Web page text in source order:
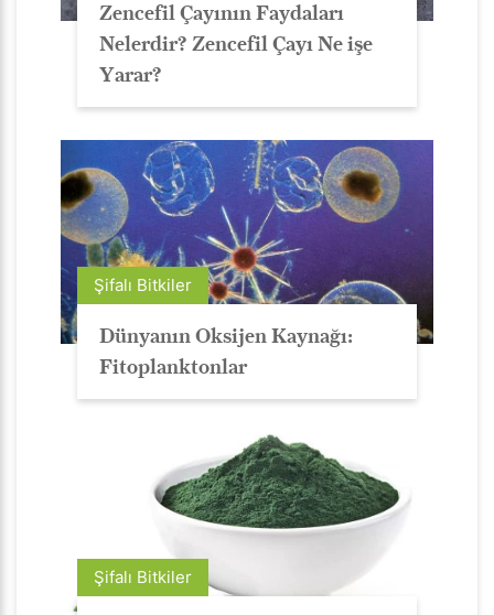
Zencefil Çayının Faydaları
Nelerdir? Zencefil Çayı Ne işe
Yarar?
Şifalı Bitkiler
Dünyanın Oksijen Kaynağı:
Fitoplanktonlar
Şifalı Bitkiler